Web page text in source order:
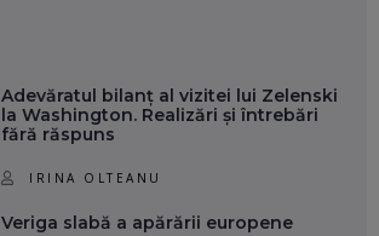
Adevăratul bilanț al vizitei lui Zelenski
la Washington. Realizări și întrebări
fără răspuns
IRINA OLTEANU
Veriga slabă a apărării europene